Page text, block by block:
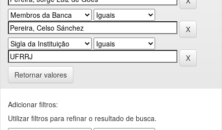
Retornar valores
Adicionar filtros:
Utilizar filtros para refinar o resultado de busca.